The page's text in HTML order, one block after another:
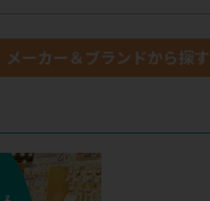
メーカー＆ブランドから探す